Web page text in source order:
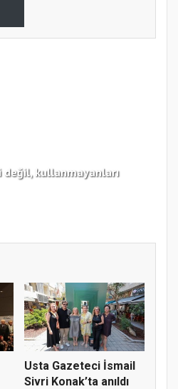
kullanmayanları
Usta Gazeteci İsmail
Sivri Konak’ta anıldı